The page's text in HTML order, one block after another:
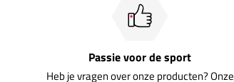
Passie voor de sport
Heb je vragen over onze producten? Onze